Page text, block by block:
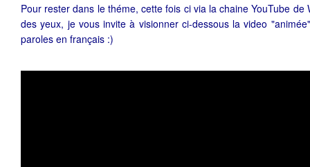
Pour rester dans le théme, cette fois ci via la chaine YouTube de
des yeux, je vous invite à visionner ci-dessous la video
paroles en français :)